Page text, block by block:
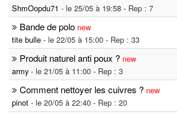
ShmOopdu71 - le 25/05 à 19:58 - Rep : 7
Bande de polo new
tite bulle - le 22/05 à 15:00 - Rep : 33
Produit naturel anti poux ? new
army - le 21/05 à 11:00 - Rep : 3
Comment nettoyer les cuivres ? new
pinot - le 20/05 à 22:40 - Rep : 20